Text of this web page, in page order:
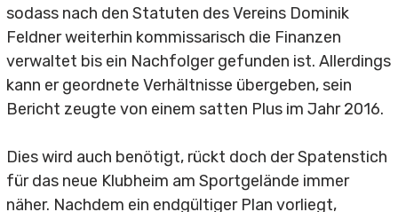
E1-Junioren
E2-Junioren
E-Juniorinnen
F1-Junioren
F2-Junioren
sodass nach den Statuten des Vereins Dominik
Feldner weiterhin kommissarisch die Finanzen
verwaltet bis ein Nachfolger gefunden ist. Allerdings
kann er geordnete Verhältnisse übergeben, sein
Bericht zeugte von einem satten Plus im Jahr 2016.
Dies wird auch benötigt, rückt doch der Spatenstich
für das neue Klubheim am Sportgelände immer
näher. Nachdem ein endgültiger Plan vorliegt,